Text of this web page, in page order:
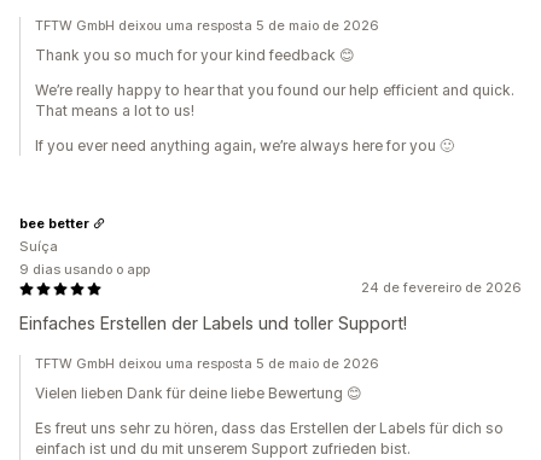
TFTW GmbH deixou uma resposta 5 de maio de 2026
Thank you so much for your kind feedback 😊
We’re really happy to hear that you found our help efficient and quick.
That means a lot to us!
If you ever need anything again, we’re always here for you 🙂
24 de fevereiro de 2026
Einfaches Erstellen der Labels und toller Support!
bee better
Suíça
9 dias usando o app
TFTW GmbH deixou uma resposta 5 de maio de 2026
Vielen lieben Dank für deine liebe Bewertung 😊
Es freut uns sehr zu hören, dass das Erstellen der Labels für dich so
einfach ist und du mit unserem Support zufrieden bist.